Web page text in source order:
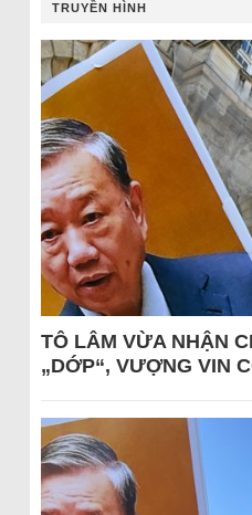
TRUYỀN HÌNH
TÔ LÂM VỪA NHẬN
„DỚP“, VƯỢNG VIN